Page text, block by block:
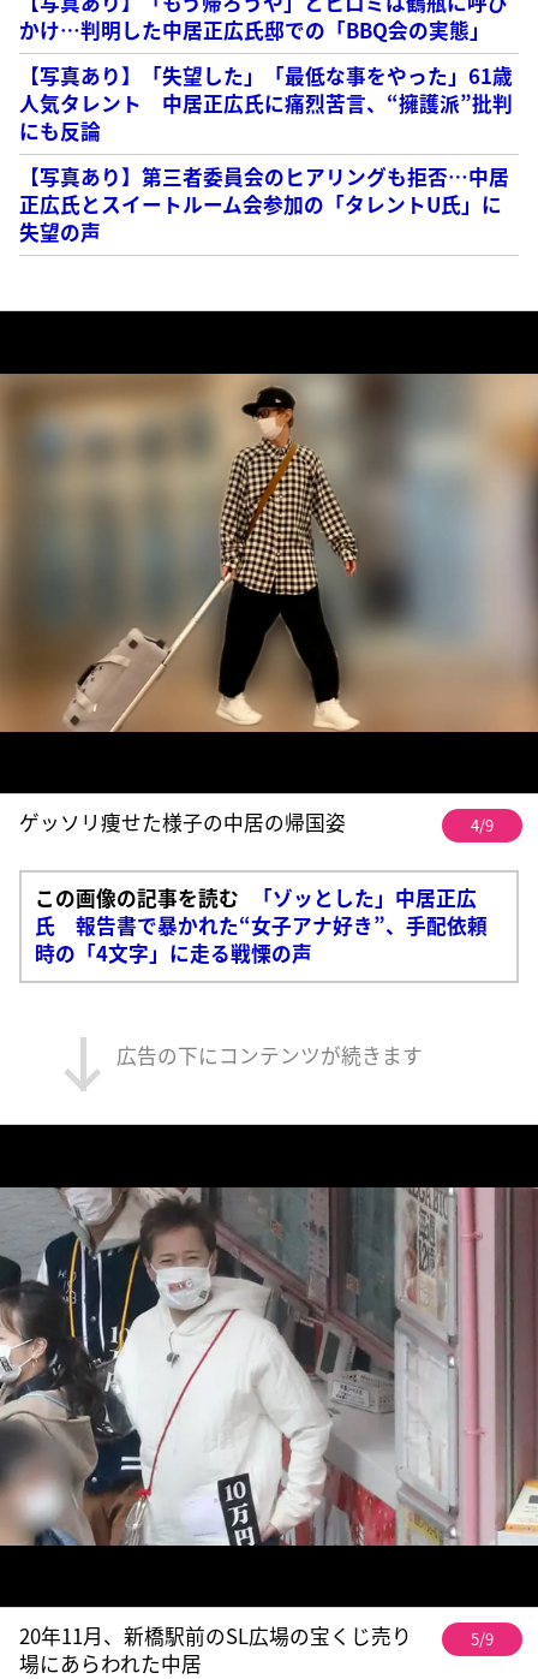
かけ…判明した中居正広氏邸での「BBQ会の実態」
【写真あり】「失望した」「最低な事をやった」61歳
人気タレント 中居正広氏に痛烈苦言、“擁護派”批判
にも反論
【写真あり】第三者委員会のヒアリングも拒否…中居
正広氏とスイートルーム会参加の「タレントU氏」に
失望の声
ゲッソリ痩せた様子の中居の帰国姿 4/9
この画像の記事を読む
「ゾッとした」中居正広
氏 報告書で暴かれた“女子アナ好き”、手配依頼
時の「4文字」に走る戦慄の声
広告の下にコンテンツが続きます
20年11月、新橋駅前のSL広場の宝くじ売り
場にあらわれた中居
5/9